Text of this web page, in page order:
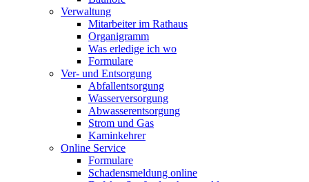
Verwaltung
Mitarbeiter im Rathaus
Organigramm
Was erledige ich wo
Formulare
Ver- und Entsorgung
Abfallentsorgung
Wasserversorgung
Abwasserentsorgung
Strom und Gas
Kaminkehrer
Online Service
Formulare
Schadensmeldung online